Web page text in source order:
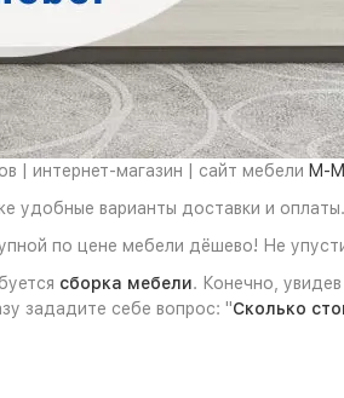
| интернет-магазин | сайт мебели M-
удобные варианты доставки и оплаты.
по цене мебели дёшево! Не
сборка мебели. Конечно,
зададите себе вопрос: "Сколько